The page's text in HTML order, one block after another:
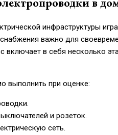
инфраструктуры
важно для
включает в себя несколько
выполнить при оценке:
и розеток.
сеть.